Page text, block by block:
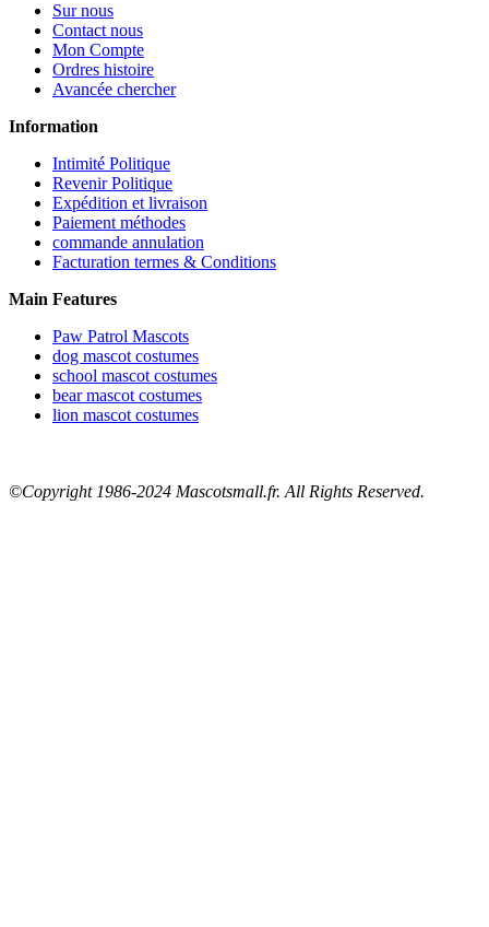
Sur nous
Contact nous
Mon Compte
Ordres histoire
Avancée chercher
Information
Intimité Politique
Revenir Politique
Expédition et livraison
Paiement méthodes
commande annulation
Facturation termes & Conditions
Main Features
Paw Patrol Mascots
dog mascot costumes
school mascot costumes
bear mascot costumes
lion mascot costumes
©Copyright 1986-2024 Mascotsmall.fr. All Rights Reserved.